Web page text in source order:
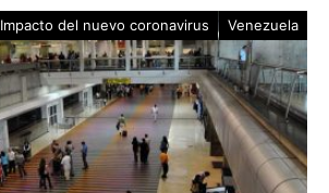
Impacto del nuevo coronavirus Venezuela